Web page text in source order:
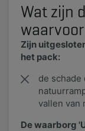
Wat zijn
Zijn
het pack:
de
vallen van
De waarborg